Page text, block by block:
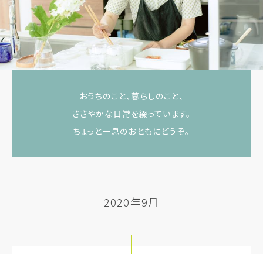
おうちのこと、暮らしのこと、
ささやかな日常を綴っています。
ちょっと一息のおともにどうぞ。
2020年9月